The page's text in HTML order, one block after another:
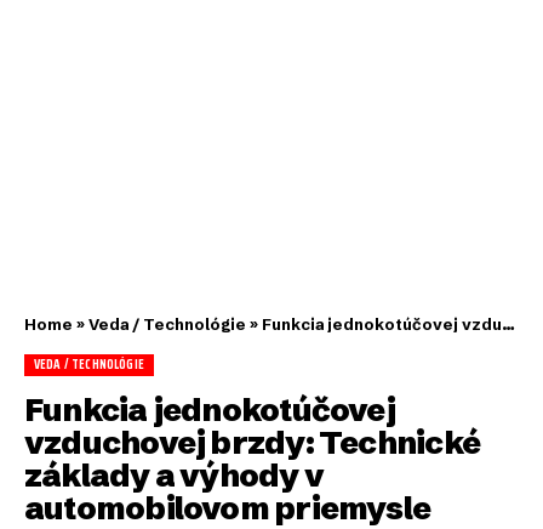
Home »Veda / Technológie » Funkcia jednokotúčovej vzduchovej brzdy: Technické základy a výhody v automobilovom priemysle
VEDA / TECHNOLÓGIE
Funkcia jednokotúčovej
vzduchovej brzdy: Technické
základy a výhody v
automobilovom priemysle